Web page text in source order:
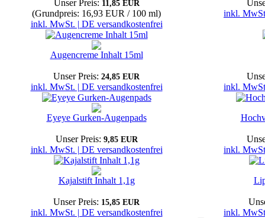
Unser Preis: 11,85 EUR
(Grundpreis: 16,93 EUR / 100 ml)
inkl. MwSt. | DE versandkostenfrei
inkl.
Augencreme Inhalt 15ml
Unser Preis: 24,85 EUR
inkl. MwSt. | DE versandkostenfrei
inkl.
Eyeye Gurken-Augenpads
Unser Preis: 9,85 EUR
inkl. MwSt. | DE versandkostenfrei
inkl.
Kajalstift Inhalt 1,1g
Unser Preis: 15,85 EUR
inkl. MwSt. | DE versandkostenfrei
inkl.